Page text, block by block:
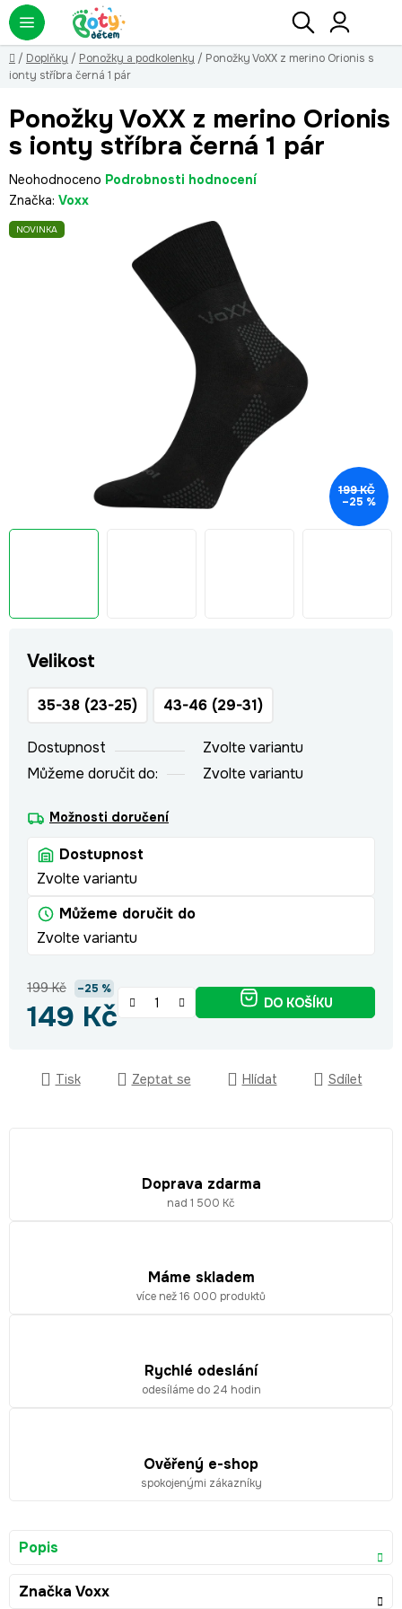
Přejít
na
obsah
Hledat
Domů
/ Doplňky / Ponožky a podkolenky / Ponožky VoXX z merino Orionis s
ionty stříbra černá 1 pár
Velikost
35-38 (23-25) 43-46 (29-31)
Dostupnost
Zvolte variantu
Můžeme doručit do:
Zvolte variantu
Možnosti doručení
Dostupnost
Zvolte variantu
Můžeme doručit do
Zvolte variantu
199 Kč –25 %
149 Kč DO KOŠÍKU
Tisk Zeptat se Hlídat Sdílet
Ponožky VoXX z merino Orionis
s ionty stříbra černá 1 pár
Průměrné
hodnocení
produktu
je
Neohodnoceno Podrobnosti hodnocení
Značka: Voxx
NOVINKA
199 KČ
–25 %
Doprava zdarma
nad 1 500 Kč
Máme skladem
více než 16 000 produktů
Rychlé odeslání
odesíláme do 24 hodin
Ověřený e-shop
spokojenými zákazníky
Popis
Značka Voxx